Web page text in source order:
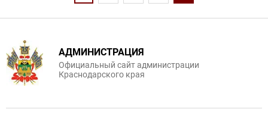
АДМИНИСТРАЦИЯ
Официальный сайт администрации
Краснодарского края